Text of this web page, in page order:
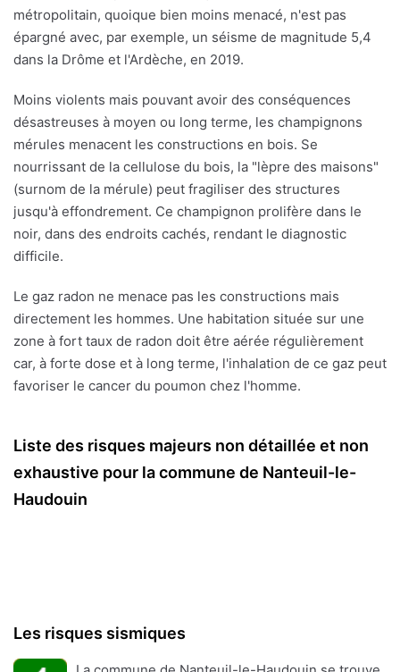
métropolitain, quoique bien moins menacé, n'est pas
épargné avec, par exemple, un séisme de magnitude 5,4
dans la Drôme et l'Ardèche, en 2019.
Moins violents mais pouvant avoir des conséquences
désastreuses à moyen ou long terme, les champignons
mérules menacent les constructions en bois. Se
nourrissant de la cellulose du bois, la "lèpre des maisons"
(surnom de la mérule) peut fragiliser des structures
jusqu'à effondrement. Ce champignon prolifère dans le
noir, dans des endroits cachés, rendant le diagnostic
difficile.
Le gaz radon ne menace pas les constructions mais
directement les hommes. Une habitation située sur une
zone à fort taux de radon doit être aérée régulièrement
car, à forte dose et à long terme, l'inhalation de ce gaz peut
favoriser le cancer du poumon chez l'homme.
Liste des risques majeurs non détaillée et non
exhaustive pour la commune de Nanteuil-le-
Haudouin
Les risques sismiques